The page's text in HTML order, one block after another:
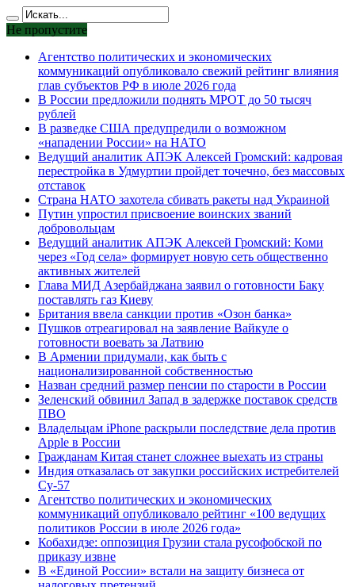
Не пропустите
Агентство политических и экономических
коммуникаций опубликовало свежий рейтинг влияния
глав субъектов РФ в июле 2026 года
В России предложили поднять МРОТ до 50 тысяч
рублей
В разведке США предупредили о возможном
«нападении России» на НАТО
Ведущий аналитик АПЭК Алексей Громский: кадровая
перестройка в Удмуртии пройдет точечно, без массовых
отставок
Страна НАТО захотела сбивать ракеты над Украиной
Путин упростил присвоение воинских званий
добровольцам
Ведущий аналитик АПЭК Алексей Громский: Коми
через «Год села» формирует новую сеть общественно
активных жителей
Глава МИД Азербайджана заявил о готовности Баку
поставлять газ Киеву
Британия ввела санкции против «Озон банка»
Пушков отреагировал на заявление Вайкуле о
готовности воевать за Латвию
В Армении придумали, как быть с
национализированной собственностью
Назван средний размер пенсии по старости в России
Зеленский обвинил Запад в задержке поставок средств
ПВО
Владельцам iPhone раскрыли последствие дела против
Apple в России
Гражданам Китая станет сложнее выехать из страны
Индия отказалась от закупки российских истребителей
Су-57
Агентство политических и экономических
коммуникаций опубликовало рейтинг «100 ведущих
политиков России в июле 2026 года»
Кобахидзе: оппозиция Грузии стала русофобской по
приказу извне
В «Единой России» встали на защиту бизнеса от